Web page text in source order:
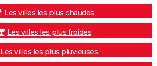
Les villes les plus chaudes
Les villes les plus froides
Les villes les plus pluvieuses